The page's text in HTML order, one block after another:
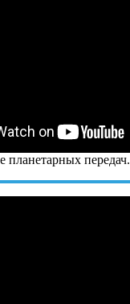
планетарных передач.